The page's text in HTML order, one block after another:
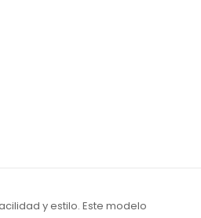
y estilo. Este modelo